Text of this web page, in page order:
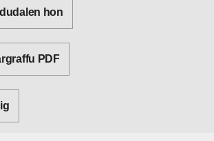
hon
PDF